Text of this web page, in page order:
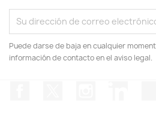
Puede darse de baja en cualquier
información de contacto en el aviso legal.